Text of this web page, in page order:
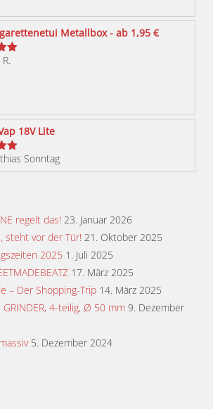
können
werden
Metallbox - ab 1,95 €
18V Lite
5
Sonntag
regelt das! 23. Januar 2026
steht vor der Tür! 21. Oktober 2025
2025 1. Juli 2025
17. März 2025
– Der Shopping-Trip 14. März 2025
GRINDER, 4-teilig, Ø 50 mm 9. Dezember
5. Dezember 2024